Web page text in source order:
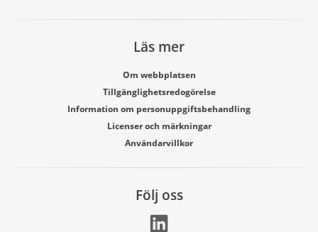
Läs mer
Om webbplatsen
Tillgänglighetsredogörelse
Information om personuppgiftsbehandling
Licenser och märkningar
Användarvillkor
Följ oss